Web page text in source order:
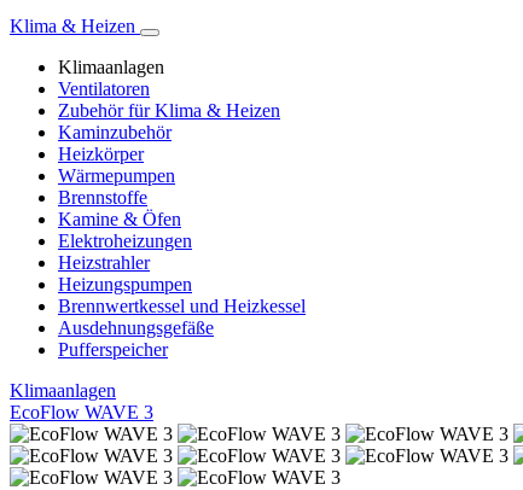
Klima & Heizen
Klimaanlagen
Ventilatoren
Zubehör für Klima & Heizen
Kaminzubehör
Heizkörper
Wärmepumpen
Brennstoffe
Kamine & Öfen
Elektroheizungen
Heizstrahler
Heizungspumpen
Brennwertkessel und Heizkessel
Ausdehnungsgefäße
Pufferspeicher
Klimaanlagen
EcoFlow WAVE 3